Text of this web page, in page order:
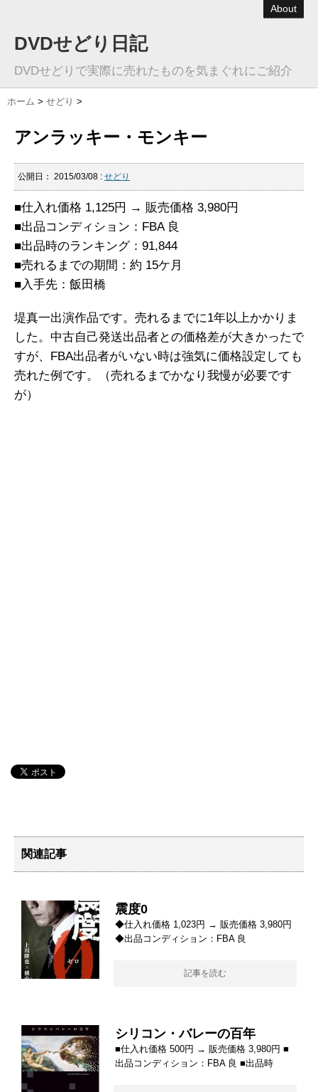
About
DVDせどり日記
DVDせどりで実際に売れたものを気まぐれにご紹介
ホーム > せどり >
アンラッキー・モンキー
公開日： 2015/03/08 : せどり
■仕入れ価格 1,125円 → 販売価格 3,980円
■出品コンディション：FBA 良
■出品時のランキング：91,844
■売れるまでの期間：約 15ケ月
■入手先：飯田橋
堤真一出演作品です。売れるまでに1年以上かかりま
した。中古自己発送出品者との価格差が大きかったで
すが、FBA出品者がいない時は強気に価格設定しても
売れた例です。（売れるまでかなり我慢が必要です
が）
関連記事
震度0
◆仕入れ価格 1,023円 → 販売価格 3,980円
◆出品コンディション：FBA 良
記事を読む
シリコン・バレーの百年
■仕入れ価格 500円 → 販売価格 3,980円 ■
出品コンディション：FBA 良 ■出品時